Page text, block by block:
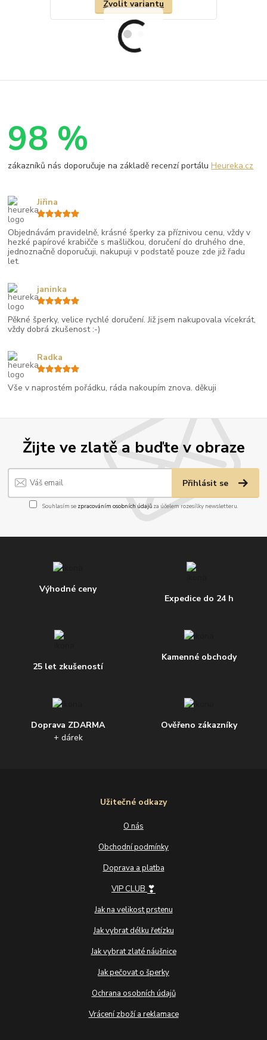
Zvolit variantu
Žijte ve zlatě a buďte v obraze
Přihlásit se
Souhlasím se zpracováním osobních údajůza účelem rozesílky newsletteru.
Výhodné ceny
Expedice do 24 h
25 let zkušeností
Kamenné obchody
Doprava ZDARMA
+ dárek
Ověřeno zákazníky
Užitečné odkazy
O nás
Obchodní podmínky
Doprava a platba
VIP CLUB ❣
Jak na velikost prstenu
Jak vybrat délku řetízku
Jak vybrat zlaté náušnice
Jak pečovat o šperky
Ochrana osobních údajů
Vrácení zboží a reklamace
98 %
zákazníků nás doporučuje na základě recenzí portáluHeureka.cz
Objednávám pravidelně, krásné šperky za příznivou cenu, vždy v
hezké papírové krabičče s mašličkou, doručení do druhého dne,
jednoznačně doporučuji, nakupuji v podstatě pouze zde již řadu
let.
Jiřina
Pěkné šperky, velice rychlé doručení. Již jsem nakupovala vícekrát,
vždy dobrá zkušenost :-)
janinka
Vše v naprostém pořádku, ráda nakoupím znova. děkuji
Radka